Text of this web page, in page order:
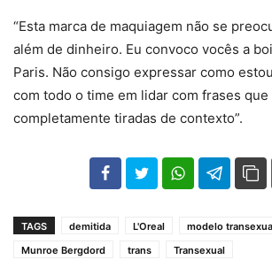
“Esta marca de maquiagem não se
além de dinheiro. Eu convoco vocês a
Paris. Não consigo expressar como
com todo o time em lidar com frases que
completamente tiradas de contexto”.
102 35
TAGS demitida L'Oreal
modelo
Munroe Bergdord
trans Transexual